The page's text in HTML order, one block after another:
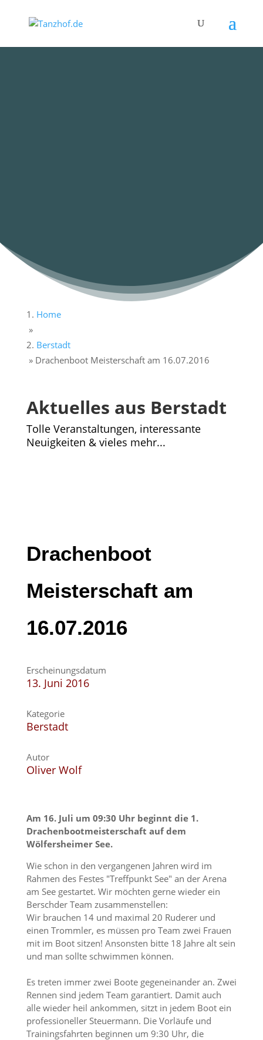
Home
»
Berstadt
» Drachenboot Meisterschaft am 16.07.2016
Aktuelles aus Berstadt
Tolle Veranstaltungen, interessante
Neuigkeiten & vieles mehr...
Drachenboot
Meisterschaft am
16.07.2016
Erscheinungsdatum
13. Juni 2016
Kategorie
Berstadt
Autor
Oliver Wolf
Am 16. Juli um 09:30 Uhr beginnt die 1.
Drachenbootmeisterschaft auf dem
Wölfersheimer See.
Wie schon in den vergangenen Jahren wird im
Rahmen des Festes "Treffpunkt See" an der Arena
am See gestartet. Wir möchten gerne wieder ein
Berschder Team zusammenstellen:
Wir brauchen 14 und maximal 20 Ruderer und
einen Trommler, es müssen pro Team zwei Frauen
mit im Boot sitzen! Ansonsten bitte 18 Jahre alt sein
und man sollte schwimmen können.
Es treten immer zwei Boote gegeneinander an. Zwei
Rennen sind jedem Team garantiert. Damit auch
alle wieder heil ankommen, sitzt in jedem Boot ein
professioneller Steuermann. Die Vorläufe und
Trainingsfahrten beginnen um 9:30 Uhr, die